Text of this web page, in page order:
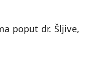
poput dr. Šljive,